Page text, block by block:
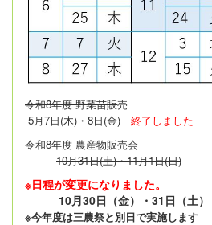
令和8年度 野菜苗販売
5月7日(木)・8日(金)
終了しました
令和8年度 農産物販売会
10月31日(土)・11月1日(日)
※日程が変更になりました。
10月30日（金）・31日（土）
※今年度は三農祭と別日で実施します